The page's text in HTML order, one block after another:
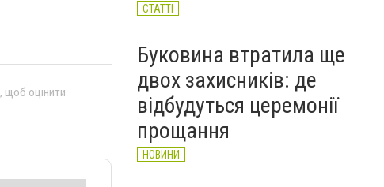
, щоб оцінити
СТАТТІ
Буковина втратила ще
двох захисників: де
відбудуться церемонії
прощання
НОВИНИ